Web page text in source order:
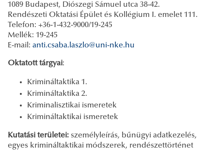
1089 Budapest, Diószegi Sámuel utca 38-42.
Rendészeti Oktatási Épület és Kollégium I. emelet 111.
Telefon: +36-1-432-9000/19-245
Mellék: 19-245
E-mail: anti.csaba.laszlo@uni-nke.hu
Oktatott tárgyai:
Krimináltaktika 1.
Krimináltaktika 2.
Kriminalisztikai ismeretek
Krimináltaktikai ismeretek
Kutatási területei: személyleírás, bűnügyi adatkezelés,
egyes krimináltaktikai módszerek, rendészettörténet